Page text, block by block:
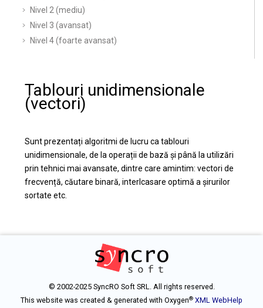
Nivel 2 (mediu)
Nivel 3 (avansat)
Nivel 4 (foarte avansat)
Tablouri unidimensionale
(vectori)
Sunt prezentați algoritmi de lucru ca tablouri
unidimensionale, de la operații de bază și până la utilizări
prin tehnici mai avansate, dintre care amintim: vectori de
frecvență, căutare binară, interlcasare optimă a șirurilor
sortate etc.
© 2002-2025 SyncRO Soft SRL. All rights reserved.
This website was created & generated with Oxygen® XML WebHelp